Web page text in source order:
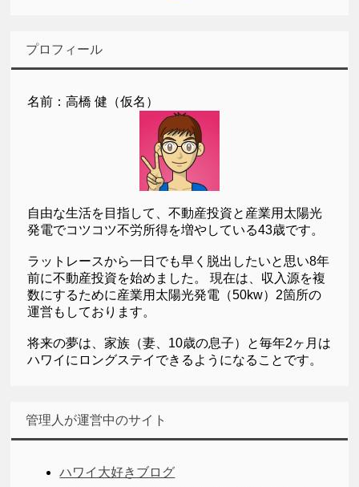
プロフィール
名前：高橋 健（仮名）
自由な生活を目指して、不動産投資と産業用太陽光
発電でコツコツ不労所得を増やしている43歳です。
ラットレースから一日でも早く脱出したいと思い8年
前に不動産投資を始めました。 現在は、収入源を複
数にするために産業用太陽光発電（50kw）2箇所の
運営もしております。
将来の夢は、家族（妻、10歳の息子）と毎年2ヶ月は
ハワイにロングステイできるようになることです。
管理人が運営中のサイト
ハワイ大好きブログ